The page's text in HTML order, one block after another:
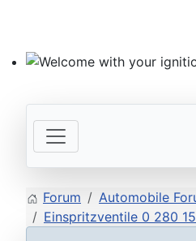
Forum Automobile
Einspritzventile 0 280